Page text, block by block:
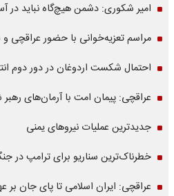
امیر شکوری: دشمن هیچ‌گاه نباید در
مراسم تعزیه‌خوانی با حضور عراقچی
احتمال شکست اردوغان در دور دوم
عراقچی: پیمان امت با آرمان‌های
جدیدترین عملیات نیروهای یمنی
خطرناک‌ترین سناریو برای ترامپ در
عراقچی: ایران اسلامی تا پای جان